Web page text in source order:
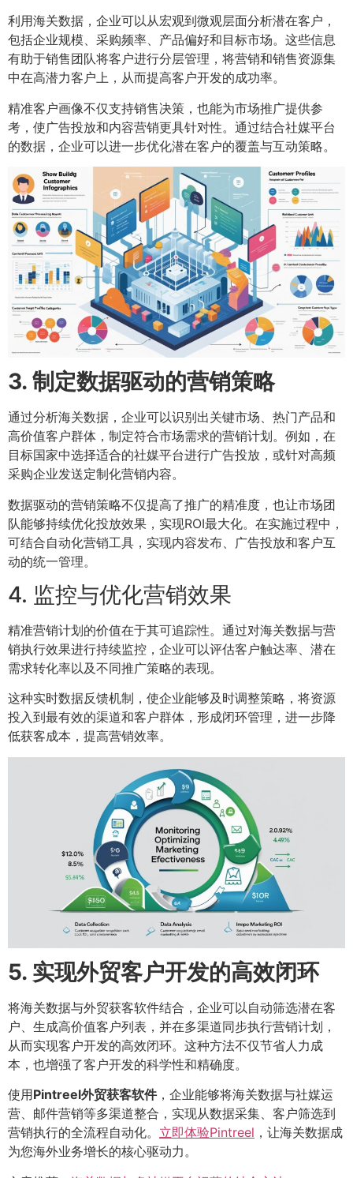
利用海关数据，企业可以从宏观到微观层面分析潜在客户，
包括企业规模、采购频率、产品偏好和目标市场。这些信息
有助于销售团队将客户进行分层管理，将营销和销售资源集
中在高潜力客户上，从而提高客户开发的成功率。
精准客户画像不仅支持销售决策，也能为市场推广提供参
考，使广告投放和内容营销更具针对性。通过结合社媒平台
的数据，企业可以进一步优化潜在客户的覆盖与互动策略。
3. 制定数据驱动的营销策略
通过分析海关数据，企业可以识别出关键市场、热门产品和
高价值客户群体，制定符合市场需求的营销计划。例如，在
目标国家中选择适合的社媒平台进行广告投放，或针对高频
采购企业发送定制化营销内容。
数据驱动的营销策略不仅提高了推广的精准度，也让市场团
队能够持续优化投放效果，实现ROI最大化。在实施过程中，
可结合自动化营销工具，实现内容发布、广告投放和客户互
动的统一管理。
4. 监控与优化营销效果
精准营销计划的价值在于其可追踪性。通过对海关数据与营
销执行效果进行持续监控，企业可以评估客户触达率、潜在
需求转化率以及不同推广策略的表现。
这种实时数据反馈机制，使企业能够及时调整策略，将资源
投入到最有效的渠道和客户群体，形成闭环管理，进一步降
低获客成本，提高营销效率。
5. 实现外贸客户开发的高效闭环
将海关数据与外贸获客软件结合，企业可以自动筛选潜在客
户、生成高价值客户列表，并在多渠道同步执行营销计划，
从而实现客户开发的高效闭环。这种方法不仅节省人力成
本，也增强了客户开发的科学性和精确度。
使用Pintreel外贸获客软件，企业能够将海关数据与社媒运
营、邮件营销等多渠道整合，实现从数据采集、客户筛选到
营销执行的全流程自动化。 立即体验Pintreel ，让海关数据成
为您海外业务增长的核心驱动力。